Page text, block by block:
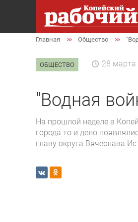
Главная Общество
ОБЩЕСТВО 28 марта
"Водная
На прошлой неделе в
города то и дело
главу округа Вячеслава